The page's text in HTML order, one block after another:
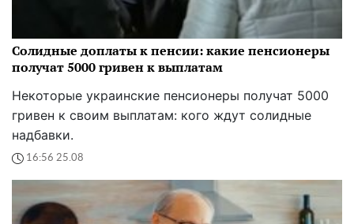
Солидные доплаты к пенсии: какие пенсионеры
получат 5000 гривен к выплатам
Некоторые украинские пенсионеры получат 5000
гривен к своим выплатам: кого ждут солидные
надбавки.
16:56 25.08